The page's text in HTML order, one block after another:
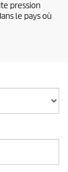
pression
le pays où